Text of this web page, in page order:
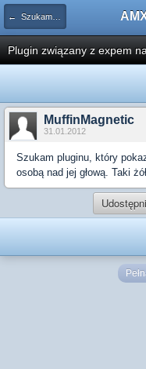
← Szukam pluginu
Plugin związany z expem
MuffinMagnetic
31.01.2012
Szukam pluginu, który
osobą nad jej głową. Taki